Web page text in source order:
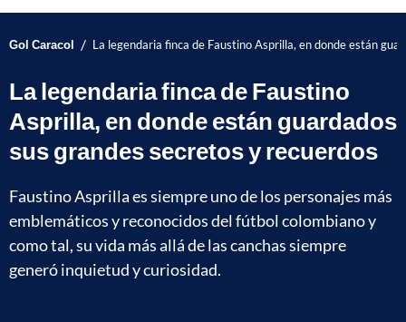
Gol Caracol / La legendaria finca de Faustino Asprilla, en donde están
La legendaria finca de Faustino
Asprilla, en donde están guardados
sus grandes secretos y recuerdos
Faustino Asprilla es siempre uno de los personajes más
emblemáticos y reconocidos del fútbol colombiano y
como tal, su vida más allá de las canchas siempre
generó inquietud y curiosidad.